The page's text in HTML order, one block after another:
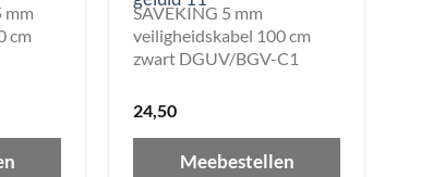
mm
cm
SAVEKING 5 mm
veiligheidskabel 100 cm
zwart DGUV/BGV-C1
24,50
Meebestellen